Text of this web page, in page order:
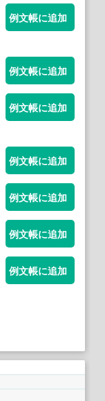
例文帳に追加
例文帳に追加
例文帳に追加
例文帳に追加
例文帳に追加
例文帳に追加
例文帳に追加